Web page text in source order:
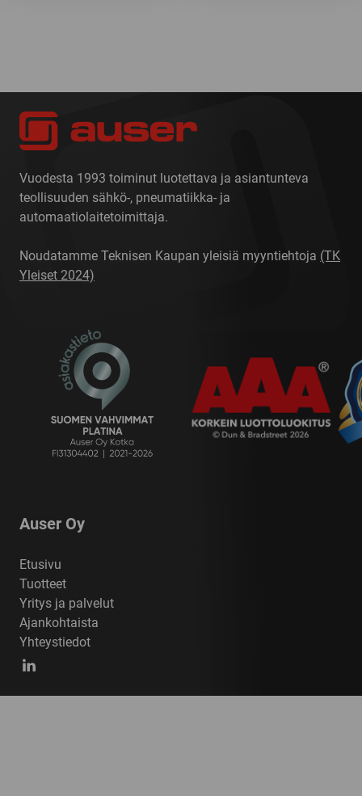
Vuodesta 1993 toiminut luotettava ja asiantunteva
teollisuuden sähkö-, pneumatiikka- ja
automaatiolaitetoimittaja.
Noudatamme Teknisen Kaupan yleisiä myyntiehtoja (TK
Yleiset 2024)
Auser Oy
Etusivu
Tuotteet
Yritys ja palvelut
Ajankohtaista
Yhteystiedot